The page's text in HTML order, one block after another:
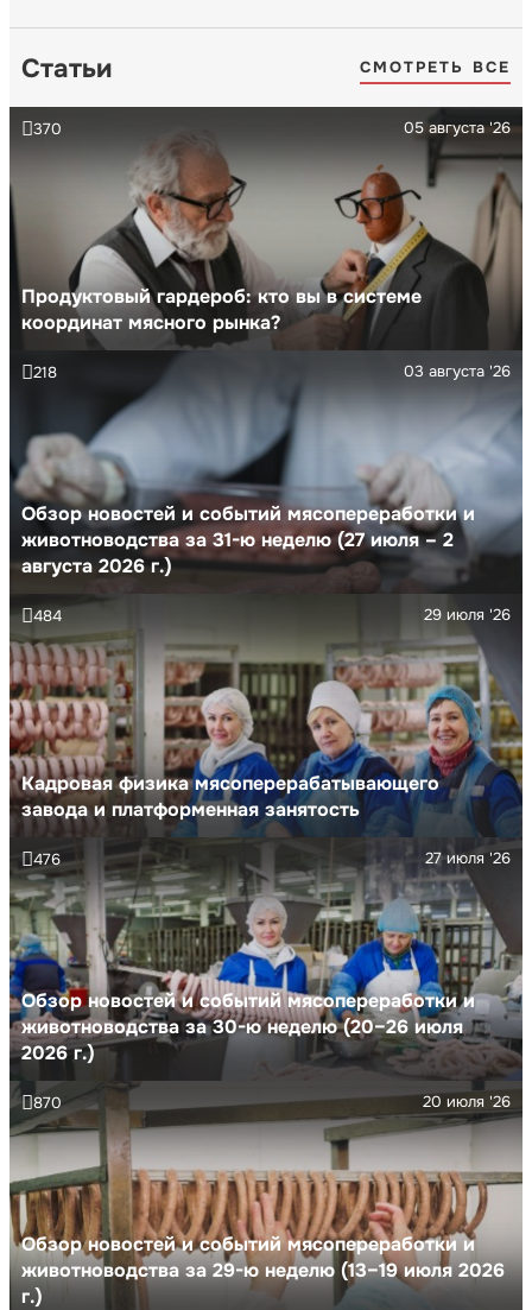
Статьи СМОТРЕТЬ ВСЕ
Продуктовый гардероб: кто вы в системе
координат мясного рынка?
05 августа '26
370
Обзор новостей и событий мясопереработки и
животноводства за 31-ю неделю (27 июля – 2
августа 2026 г.)
03 августа '26
218
Кадровая физика мясоперерабатывающего
завода и платформенная занятость
29 июля '26
484
Обзор новостей и событий мясопереработки и
животноводства за 30-ю неделю (20–26 июля
2026 г.)
27 июля '26
476
Обзор новостей и событий мясопереработки и
животноводства за 29-ю неделю (13–19 июля 2026
г.)
20 июля '26
870